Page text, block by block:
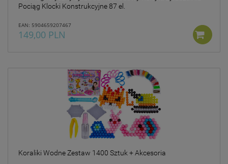
Pociąg Klocki Konstrukcyjne 87 el.
EAN: 5904659207467
149,00 PLN
Koraliki Wodne Zestaw 1400 Sztuk + Akcesoria